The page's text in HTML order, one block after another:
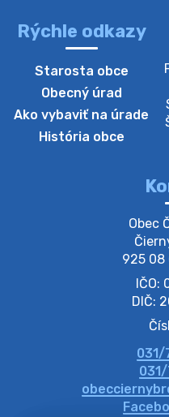
4. augusta 2026 10:05
Zberný dvor-
Oznamujeme
bude zberný dvor
hogy szerdán
lesz https://
Zber separovaného
Szeparált műanya…
Oznamujeme
prebehne zber
obyvateľov, aby vrecia
večer vopred, nakoľko
4. augusta 2026 09:51
Oznámenie o
elektri…
Oznamujeme Vám, že v
Rýchle odkazy
Starosta obce
Obecný úrad
Ako vybaviť na úrade
História obce
Obec
925 08
IČO:
DIČ:
031/